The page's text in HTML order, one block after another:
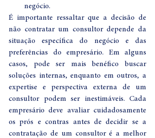
negócio.
É importante ressaltar que a decisão de
não contratar um consultor depende da
situação específica do negócio e das
preferências do empresário. Em alguns
casos, pode ser mais benéfico buscar
soluções internas, enquanto em outros, a
expertise e perspectiva externa de um
consultor podem ser inestimáveis. Cada
empresário deve avaliar cuidadosamente
os prós e contras antes de decidir se a
contratação de um consultor é a melhor